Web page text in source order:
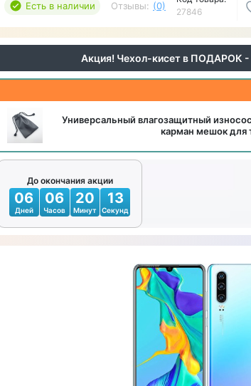
Есть в наличии Отзывы: (0)
27846
Акция! Чехол-кисет в ПОДАРОК
Универсальный влагозащитный
карман мешок для
До окончания акции
06
Дней
06
Часов
20
Минут
11
Секунд